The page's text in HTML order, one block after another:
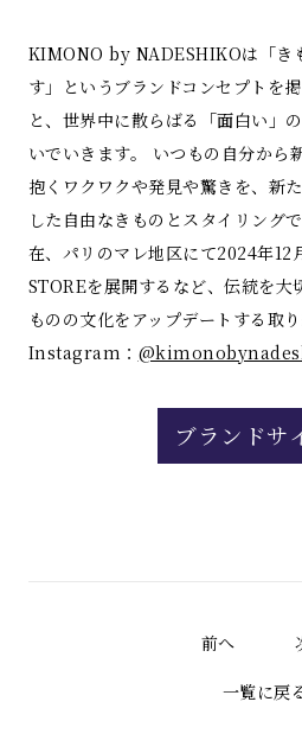
KIMONO by NADESHIKOは「き
す」というブランドコンセプトを
と、世界中に散らばる「面白い」
いでいきます。 いつもの自分から
抱くワクワクや発見や驚きを、新
した自由なきものとスタイリング
在、パリのマレ地区にて2024年12
STOREを展開するなど、伝統を大
ものの文化をアップデートする取
Instagram：
ブランドサ
前へ
一覧に戻